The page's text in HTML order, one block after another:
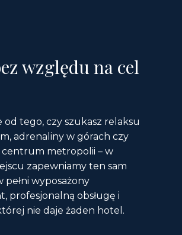
względu na cel
od tego, czy szukasz relaksu
adrenaliny w górach czy
metropolii – w
zapewniamy ten sam
pełni wyposażony
profesjonalną obsługę i
nie daje żaden hotel.